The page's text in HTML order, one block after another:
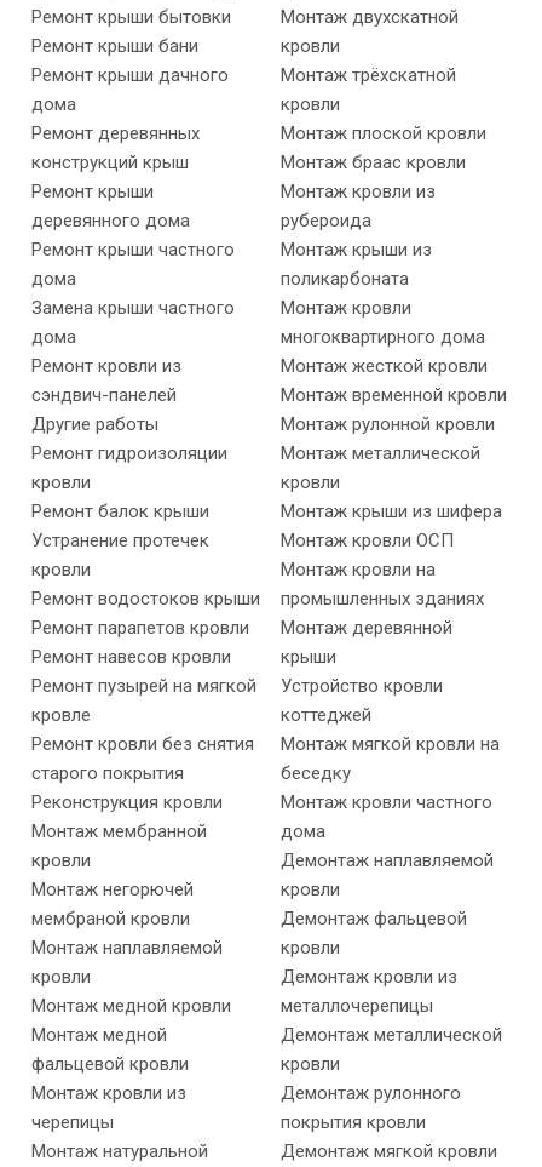
Ремонт крыши бытовки
Ремонт крыши бани
Ремонт крыши дачного
дома
Ремонт деревянных
конструкций крыш
Ремонт крыши
деревянного дома
Ремонт крыши частного
дома
Замена крыши частного
дома
Ремонт кровли из
сэндвич-панелей
Другие работы
Ремонт гидроизоляции
кровли
Ремонт балок крыши
Устранение протечек
кровли
Ремонт водостоков крыши
Ремонт парапетов кровли
Ремонт навесов кровли
Ремонт пузырей на мягкой
кровле
Ремонт кровли без снятия
старого покрытия
Реконструкция кровли
Монтаж мембранной
кровли
Монтаж негорючей
мембраной кровли
Монтаж наплавляемой
кровли
Монтаж медной кровли
Монтаж медной
фальцевой кровли
Монтаж кровли из
черепицы
Монтаж натуральной
Монтаж двухскатной
кровли
Монтаж трёхскатной
кровли
Монтаж плоской кровли
Монтаж браас кровли
Монтаж кровли из
рубероида
Монтаж крыши из
поликарбоната
Монтаж кровли
многоквартирного дома
Монтаж жесткой кровли
Монтаж временной кровли
Монтаж рулонной кровли
Монтаж металлической
кровли
Монтаж крыши из шифера
Монтаж кровли ОСП
Монтаж кровли на
промышленных зданиях
Монтаж деревянной
крыши
Устройство кровли
коттеджей
Монтаж мягкой кровли на
беседку
Монтаж кровли частного
дома
Демонтаж наплавляемой
кровли
Демонтаж фальцевой
кровли
Демонтаж кровли из
металлочерепицы
Демонтаж металлической
кровли
Демонтаж рулонного
покрытия кровли
Демонтаж мягкой кровли